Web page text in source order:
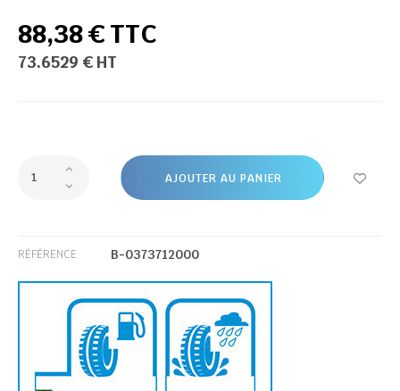
88,38 € TTC
73.6529 € HT
AJOUTER AU PANIER
RÉFÉRENCE B-0373712000